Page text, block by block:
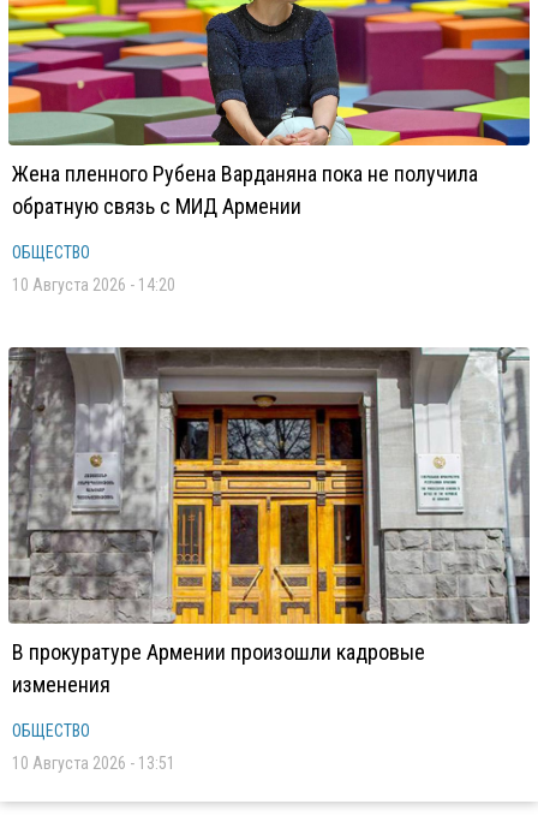
Жена пленного Рубена Варданяна пока не получила
обратную связь с МИД Армении
ОБЩЕСТВО
10 Августа 2026 - 14:20
В прокуратуре Армении произошли кадровые
изменения
ОБЩЕСТВО
10 Августа 2026 - 13:51